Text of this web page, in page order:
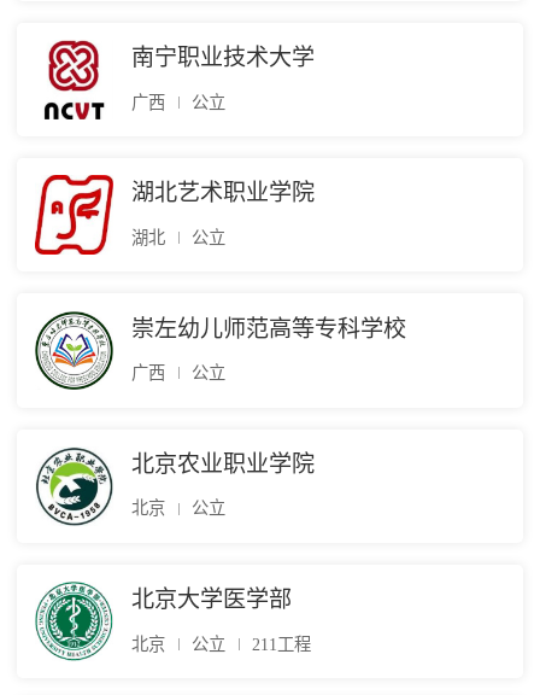
南宁职业技术大学
广西 公立
湖北艺术职业学院
湖北 公立
崇左幼儿师范高等专科学校
广西 公立
北京农业职业学院
北京 公立
北京大学医学部
北京 公立 211工程